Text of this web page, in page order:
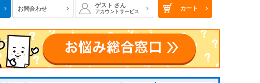
お問合わせ ゲスト さん
アカウントサービス カート